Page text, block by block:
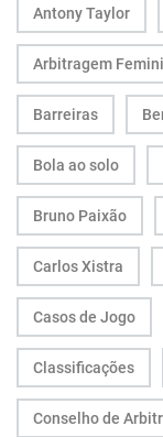
Antony Taylor
Arbitragem
Barreiras
Bola ao solo
Bruno Paixão
Carlos Xistra
Casos de Jogo
Classificações
Conselho de